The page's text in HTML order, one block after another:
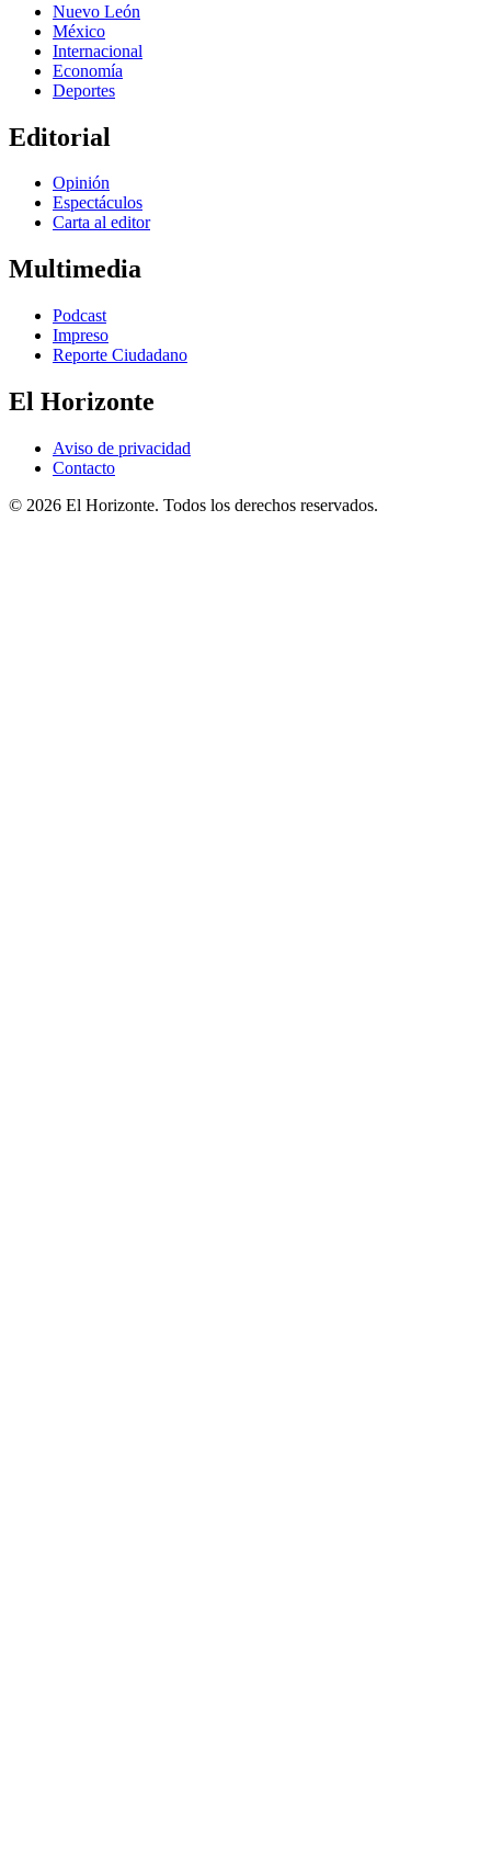
Nuevo León
México
Internacional
Economía
Deportes
Editorial
Opinión
Espectáculos
Carta al editor
Multimedia
Podcast
Impreso
Reporte Ciudadano
El Horizonte
Aviso de privacidad
Contacto
© 2026 El Horizonte. Todos los derechos reservados.